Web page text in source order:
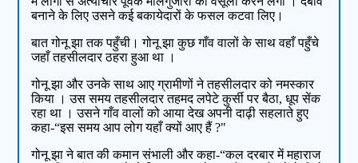
बनाने के लिए उसने कई बकायेदारों के फसल कटवा लिए।
बात गोनू झा तक पहुँची। गोनू झा कुछ गाँव वालों के साथ वहाँ पहुँचे
जहाँ तहसीलदार ठहरा हुआ था ।
गोनू झा और उनके साथ आए ग्रामीणों ने तहसीलदार को नमस्कार
किया । उस समय तहसीलदार तहमद लपेटे कुर्सी पर बैठा, धूप सेंक
रहा था । उसने गाँव वालों को आया देख अपनी दाढ़ी सहलाते हुए
कहा-“इस समय आप लोग यहाँ क्यों आए हैं ?"
गोनू झा ने बात की कमान संभाली और कहा-“कल दरबार में महाराज